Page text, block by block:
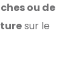
ou de
sur le